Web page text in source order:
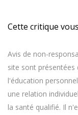
Cette critique
Avis de non-
site sont présentées
l'éducation
une relation
la santé qualifié. Il